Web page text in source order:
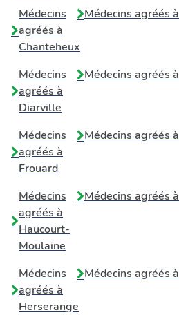
Médecins
agréés à
Chanteheux
Médecins agréés à
Médecins
agréés à
Diarville
Médecins agréés à
Médecins
agréés à
Frouard
Médecins agréés à
Médecins
agréés à
Haucourt-
Moulaine
Médecins agréés à
Médecins
agréés à
Herserange
Médecins agréés à